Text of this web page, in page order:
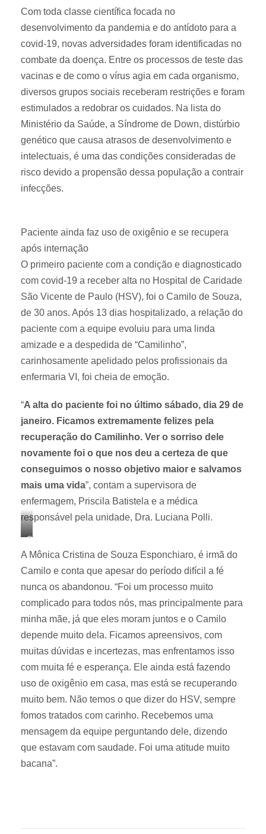
Com toda classe científica focada no
desenvolvimento da pandemia e do antídoto para a
covid-19, novas adversidades foram identificadas no
combate da doença. Entre os processos de teste das
vacinas e de como o vírus agia em cada organismo,
diversos grupos sociais receberam restrições e foram
estimulados a redobrar os cuidados. Na lista do
Ministério da Saúde, a Síndrome de Down, distúrbio
genético que causa atrasos de desenvolvimento e
intelectuais, é uma das condições consideradas de
risco devido a propensão dessa população a contrair
infecções.
Paciente ainda faz uso de oxigênio e se recupera
após internação
O primeiro paciente com a condição e diagnosticado
com covid-19 a receber alta no Hospital de Caridade
São Vicente de Paulo (HSV), foi o Camilo de Souza,
de 30 anos. Após 13 dias hospitalizado, a relação do
paciente com a equipe evoluiu para uma linda
amizade e a despedida de “Camilinho”,
carinhosamente apelidado pelos profissionais da
enfermaria VI, foi cheia de emoção.
“A alta do paciente foi no último sábado, dia 29 de
janeiro. Ficamos extremamente felizes pela
recuperação do Camilinho. Ver o sorriso dele
novamente foi o que nos deu a certeza de que
conseguimos o nosso objetivo maior e salvamos
mais uma vida”, contam a supervisora de
enfermagem, Priscila Batistela e a médica
responsável pela unidade, Dra. Luciana Polli.
C
a
m
i
l
o
m
a
d
a
s
c
e
A Mônica Cristina de Souza Esponchiaro, é irmã do
Camilo e conta que apesar do período difícil a fé
nunca os abandonou. “Foi um processo muito
complicado para todos nós, mas principalmente para
minha mãe, já que eles moram juntos e o Camilo
depende muito dela. Ficamos apreensivos, com
muitas dúvidas e incertezas, mas enfrentamos isso
com muita fé e esperança. Ele ainda está fazendo
uso de oxigênio em casa, mas está se recuperando
muito bem. Não temos o que dizer do HSV, sempre
fomos tratados com carinho. Recebemos uma
mensagem da equipe perguntando dele, dizendo
que estavam com saudade. Foi uma atitude muito
bacana”.